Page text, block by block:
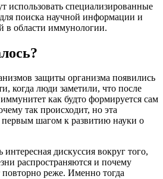
использовать специализированные
поиска научной информации и
в области иммунологии.
защиты организма появились
когда люди заметили, что после
как будто формируется сам
так происходит, но эта
первым шагом к развитию науки о
дискуссия вокруг того,
распространяются и почему
реже. Именно тогда